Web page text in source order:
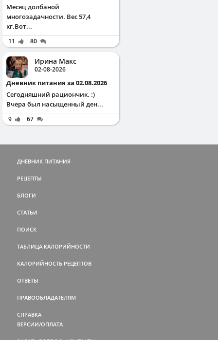
Месяц долбаной
многозадачности. Вес 57,4
кг.Вот...
11 80
Ирина Макс
02-08-2026
Дневник питания за 02.08.2026
Сегодняшний рациончик. :)
Вчера был насыщенный ден...
9 67
ДНЕВНИК ПИТАНИЯ
РЕЦЕПТЫ
БЛОГИ
СТАТЬИ
ПОИСК
ТАБЛИЦА КАЛОРИЙНОСТИ
КАЛОРИЙНОСТЬ РЕЦЕПТОВ
ОТВЕТЫ
ПРАВООБЛАДАТЕЛЯМ
СПРАВКА
ВЕРСИИ/ОПЛАТА